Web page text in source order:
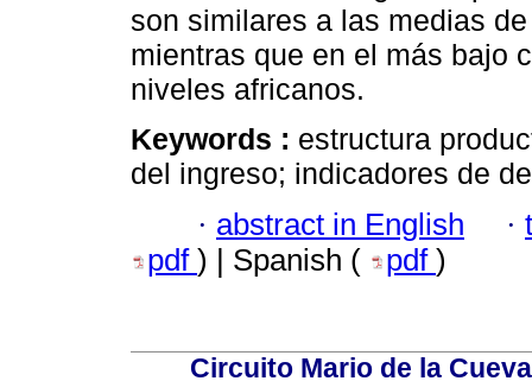
son similares a las medias
mientras que en el más bajo
niveles africanos.
Keywords : estructura
del ingreso; indicadores de
· abstract in English ·
pdf ) | Spanish ( pdf )
Circuito Mario de la